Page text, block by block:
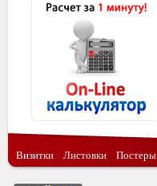
Визитки Листовки Постеры